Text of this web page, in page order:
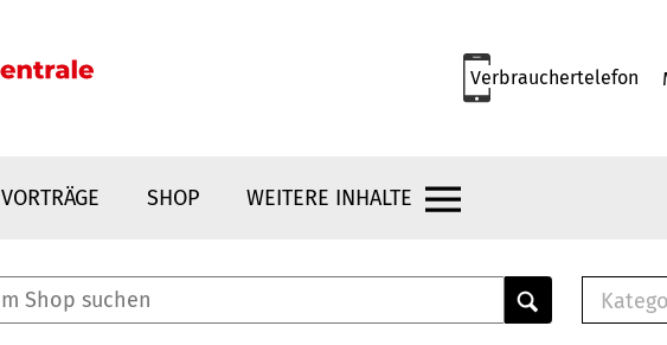
Verbrauchertelefon
VORTRÄGE SHOP WEITERE INHALTE